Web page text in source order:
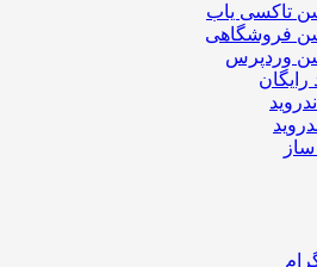
تاکسی یاب
فروشگاهی
وردپرس